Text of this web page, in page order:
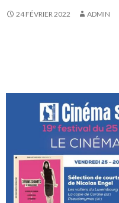
24 FÉVRIER 2022 ADMIN